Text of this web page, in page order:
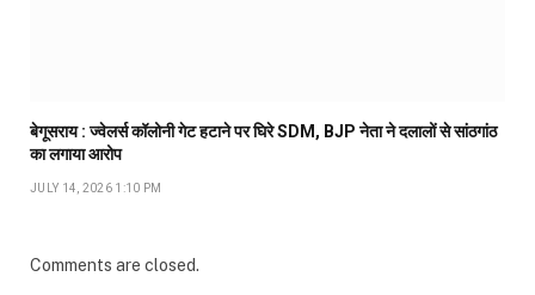
बेगूसराय : ज्वेलर्स कॉलोनी गेट हटाने पर घिरे SDM, BJP नेता ने दलालों से सांठगांठ
का लगाया आरोप
JULY 14, 2026 1:10 PM
Comments are closed.